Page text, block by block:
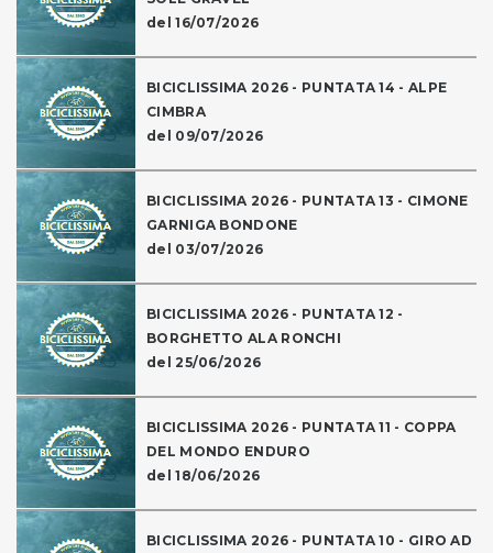
del 16/07/2026
BICICLISSIMA 2026 - PUNTATA 14 - ALPE
CIMBRA
del 09/07/2026
BICICLISSIMA 2026 - PUNTATA 13 - CIMONE
GARNIGA BONDONE
del 03/07/2026
BICICLISSIMA 2026 - PUNTATA 12 -
BORGHETTO ALA RONCHI
del 25/06/2026
BICICLISSIMA 2026 - PUNTATA 11 - COPPA
DEL MONDO ENDURO
del 18/06/2026
BICICLISSIMA 2026 - PUNTATA 10 - GIRO AD